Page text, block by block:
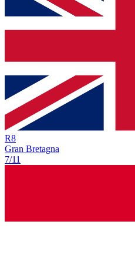
R8
Gran Bretagna
7/11